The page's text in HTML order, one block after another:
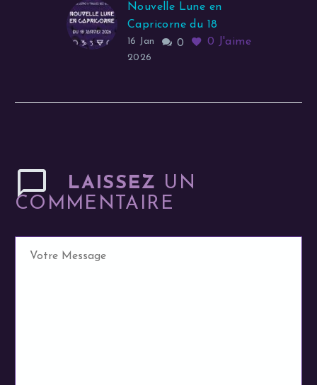
Nouvelle Lune en
Capricorne du 18
janvier
0
0 0 J'aime
16 Jan
2026
LAISSEZ UN
COMMENTAIRE